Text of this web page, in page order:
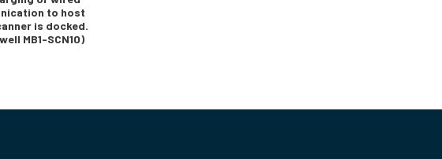
to host
is docked.
MB1-SCN10)